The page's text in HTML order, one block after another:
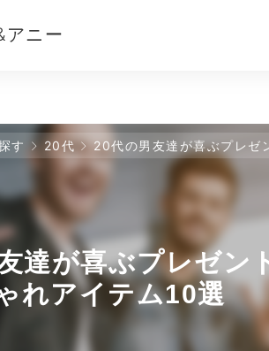
ニー
す 20代 20代の男友達が喜ぶプレゼント
達が喜ぶプレゼン
れアイテム10選